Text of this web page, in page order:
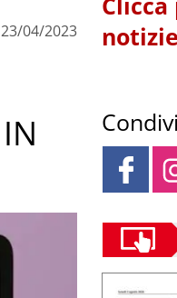
23/04/2023
notizie